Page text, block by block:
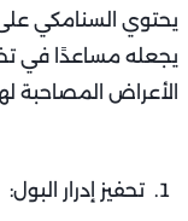
يحتوي السنامكي على
يجعله مساعدًا في
الأعراض المصاحبة
تحفيز إدرار البول: